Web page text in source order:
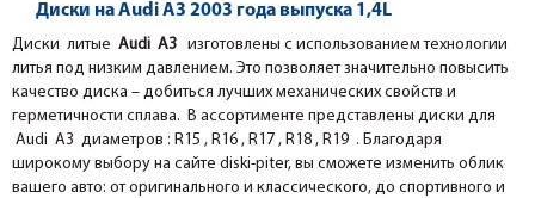
Диски на Audi A3 2003 года выпуска 1,4L
Диски литые Audi A3 изготовлены с использованием технологии
литья под низким давлением. Это позволяет значительно повысить
качество диска – добиться лучших механических свойств и
герметичности сплава. В ассортименте представлены диски для
Audi A3 диаметров : R15 , R16 , R17 , R18 , R19 . Благодаря
широкому выбору на сайте diski-piter, вы сможете изменить облик
вашего авто: от оригинального и классического, до спортивного и